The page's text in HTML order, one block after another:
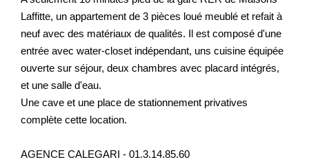
Laffitte, un appartement de 3 pièces loué meublé et refait à
neuf avec des matériaux de qualités. Il est composé d'une
entrée avec water-closet indépendant, uns cuisine équipée
ouverte sur séjour, deux chambres avec placard intégrés,
et une salle d'eau.
Une cave et une place de stationnement privatives
complète cette location.
AGENCE CALEGARI - 01.3.14.85.60